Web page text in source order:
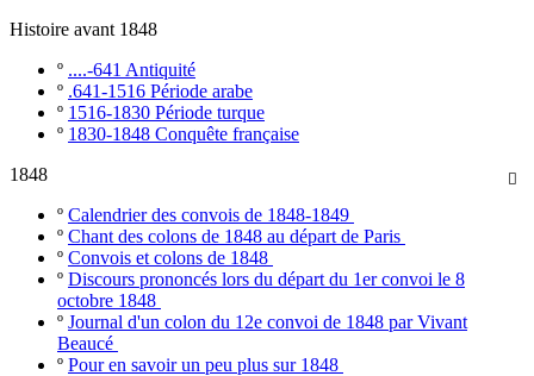
Histoire avant 1848
º ....-641 Antiquité
º .641-1516 Période arabe
º 1516-1830 Période turque
º 1830-1848 Conquête française

1848
º Calendrier des convois de 1848-1849
º Chant des colons de 1848 au départ de Paris
º Convois et colons de 1848
º Discours prononcés lors du départ du 1er convoi le 8
octobre 1848
º Journal d'un colon du 12e convoi de 1848 par Vivant
Beaucé
º Pour en savoir un peu plus sur 1848